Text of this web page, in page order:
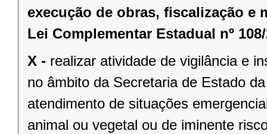
execução de obras, fiscalização e
Lei Complementar Estadual nº
X - realizar atividade de vigilância e
no âmbito da Secretaria de Estado
atendimento de situações
animal ou vegetal ou de iminente